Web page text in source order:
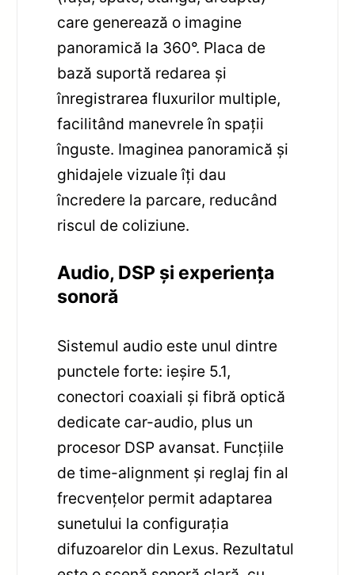
care generează o imagine
panoramică la 360°. Placa de
bază suportă redarea și
înregistrarea fluxurilor multiple,
facilitând manevrele în spații
înguste. Imaginea panoramică și
ghidajele vizuale îți dau
încredere la parcare, reducând
riscul de coliziune.
Audio, DSP și experiența
sonoră
Sistemul audio este unul dintre
punctele forte: ieșire 5.1,
conectori coaxiali și fibră optică
dedicate car-audio, plus un
procesor DSP avansat. Funcțiile
de time-alignment și reglaj fin al
frecvențelor permit adaptarea
sunetului la configurația
difuzoarelor din Lexus. Rezultatul